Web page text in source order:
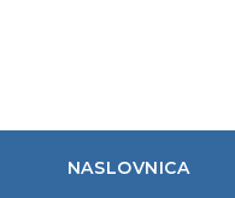
NASLOVNICA